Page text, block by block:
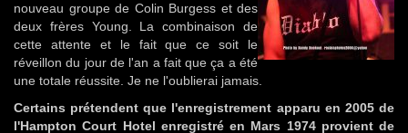
nouveau groupe de Colin Burgess et des
deux frères Young. La combinaison de
cette attente et le fait que ce soit le
réveillon du jour de l'an a fait que ça a été
une totale réussite. Je ne l'oublierai jamais.
Certains prétendent que l'enregistrement apparu en 2005 de
l'Hampton Court Hotel enregistré en Mars 1974 provient de